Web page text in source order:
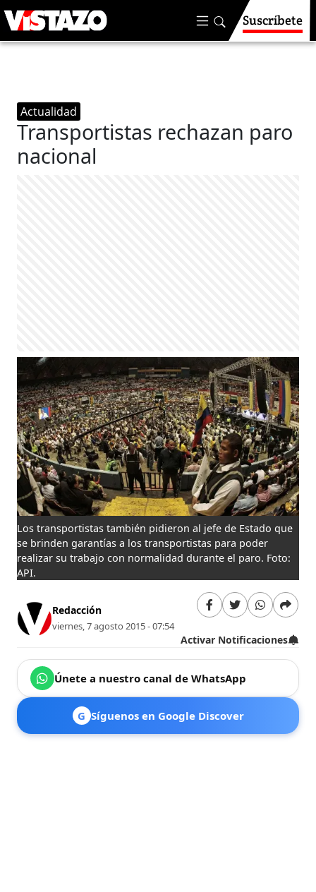
Suscríbete
Actualidad
Transportistas rechazan paro
nacional
Los transportistas también pidieron al jefe de Estado que
se brinden garantías a los transportistas para poder
realizar su trabajo con normalidad durante el paro. Foto:
API.
Redacción
viernes, 7 agosto 2015 - 07:54
Activar Notificaciones
Únete a nuestro canal de WhatsApp
G Síguenos en Google Discover